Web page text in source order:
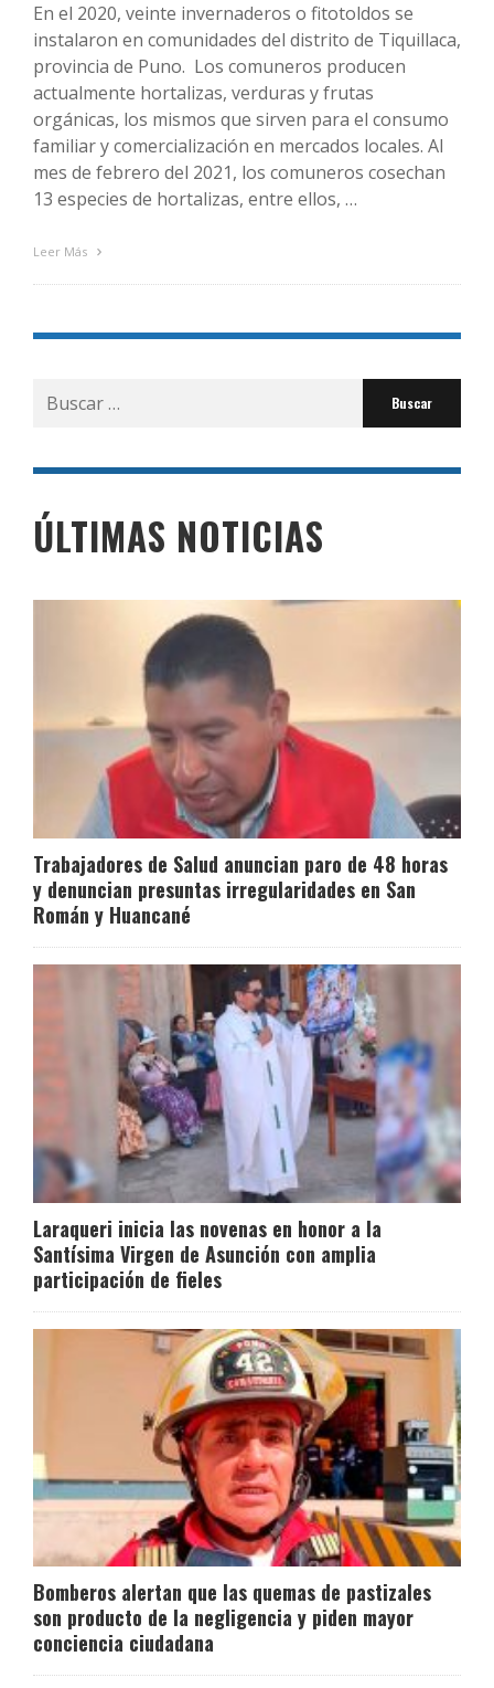
En el 2020, veinte invernaderos o fitotoldos se
instalaron en comunidades del distrito de Tiquillaca,
provincia de Puno. Los comuneros producen
actualmente hortalizas, verduras y frutas
orgánicas, los mismos que sirven para el consumo
familiar y comercialización en mercados locales. Al
mes de febrero del 2021, los comuneros cosechan
13 especies de hortalizas, entre ellos, …
Leer Más
Buscar
por:
ÚLTIMAS NOTICIAS
Trabajadores de Salud anuncian paro de 48 horas
y denuncian presuntas irregularidades en San
Román y Huancané
Laraqueri inicia las novenas en honor a la
Santísima Virgen de Asunción con amplia
participación de fieles
Bomberos alertan que las quemas de pastizales
son producto de la negligencia y piden mayor
conciencia ciudadana